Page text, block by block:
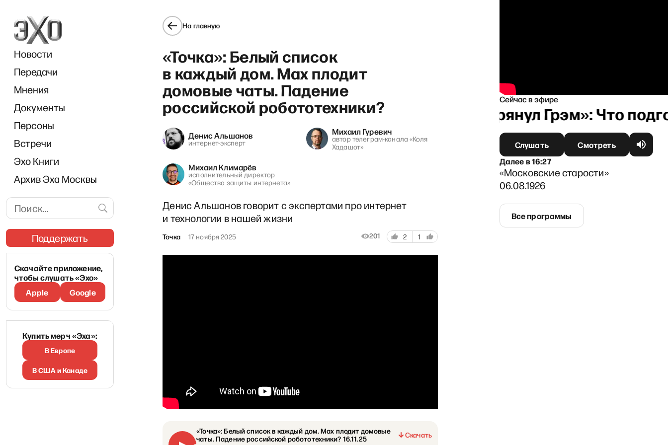
Новости
Передачи
Мнения
Документы
Персоны
Встречи
Эхо Книги
Архив Эха Москвы
Поддержать
Скачайте приложение,
чтобы слушать «Эхо»
Apple
Google
Купить мерч «Эха»:
В Европе
В США и Канаде
На главную
«Точка»: Белый список
в каждый дом. Мах плодит
домовые чаты. Падение
российской робототехники?
Денис Альшанов
интернет-эксперт
Михаил Гуревич
автор телеграм-канала «Коля
Хадашот»
Михаил Климарёв
исполнительный директор
«Общества защиты интернета»
Денис Альшанов говорит с экспертами про интернет
и технологии в нашей жизни
Точка 17 ноября 2025 201 2 1
«Точка»: Белый список в каждый дом. Мах плодит домовые
чаты. Падение российской робототехники? 16.11.25
Скачать
Сейчас в эфире
«И грянул Грэм»: Что
Слушать
Смотреть
Далеев16:27
«Московские старости»
06.08.1926
Все программы